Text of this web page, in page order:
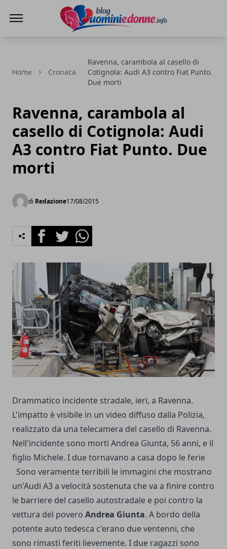
Home Cronaca
Ravenna, carambola al casello di
Cotignola: Audi A3 contro Fiat Punto.
Due morti
Ravenna, carambola al
casello di Cotignola: Audi
A3 contro Fiat Punto. Due
morti
di Redazione17/08/2015
FacebookTwitterWhatsapp
Drammatico incidente stradale, ieri, a Ravenna.
L'impatto è visibile in un video diffuso dalla Polizia,
realizzato da una telecamera del casello di Ravenna.
Nell'incidente sono morti Andrea Giunta, 56 anni, e il
figlio Michele. I due tornavano a casa dopo le ferie
Sono veramente terribili le immagini che mostrano
un'Audi A3 a velocità sostenuta che va a finire contro
le barriere del casello autostradale e poi contro la
vettura del povero Andrea Giunta. A bordo della
potente auto tedesca c'erano due ventenni, che
sono rimasti feriti lievemente. I due ragazzi sono